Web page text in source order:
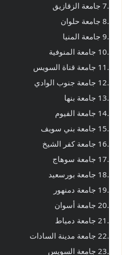
.7 جامعة الزقازيق
.8 جامعة حلوان
.9 جامعة المنيا
.10 جامعة المنوفية
.11 جامعة قناة السويس
.12 جامعة جنوب الوادي
.13 جامعة بنها
.14 جامعة الفيوم
.15 جامعة بني سويف
.16 جامعة كفر الشيخ
.17 جامعة سوهاج
.18 جامعة بورسعيد
.19 جامعة دمنهور
.20 جامعة أسوان
.21 جامعة دمياط
.22 جامعة مدينة السادات
.23 جامعة السويس